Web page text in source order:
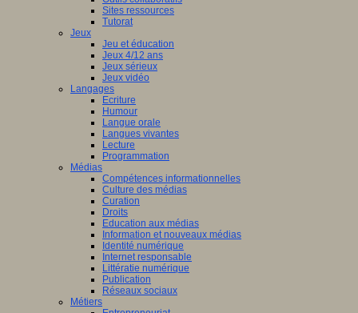
Sites ressources
Tutorat
Jeux
Jeu et éducation
Jeux 4/12 ans
Jeux sérieux
Jeux vidéo
Langages
Ecriture
Humour
Langue orale
Langues vivantes
Lecture
Programmation
Médias
Compétences informationnelles
Culture des médias
Curation
Droits
Education aux médias
Information et nouveaux médias
Identité numérique
Internet responsable
Littératie numérique
Publication
Réseaux sociaux
Métiers